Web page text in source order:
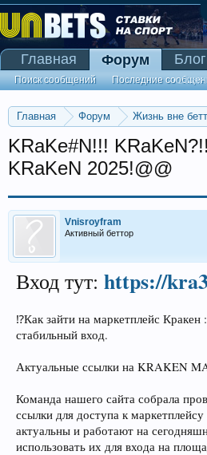
Главная Форум
Жизнь вне
KRaKe#N!!!
KRaKeN 2025!@@
Vnisroyfram
Активный беттор
Вход тут: https://
⁉Как зайти на маркетплейс Кракен
стабильный вход.
Актуальные ссылки на KRAKEN
Команда нашего сайта собрала
ссылки для доступа к
актуальны и работают на
использовать их для входа на
Главная Форум
Поиск сообщений Последние